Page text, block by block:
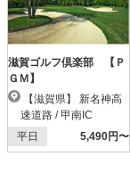
滋賀ゴルフ倶楽部 【Ｐ
ＧＭ】
速道路 / 甲南IC
平日
5,490円〜